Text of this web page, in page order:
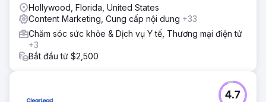
Hollywood, Florida, United States
Content Marketing, Cung cấp nội dung +33
Chăm sóc sức khỏe & Dịch vụ Y tế, Thương mại điện tử
+3
Bắt đầu từ $2,500
4.7